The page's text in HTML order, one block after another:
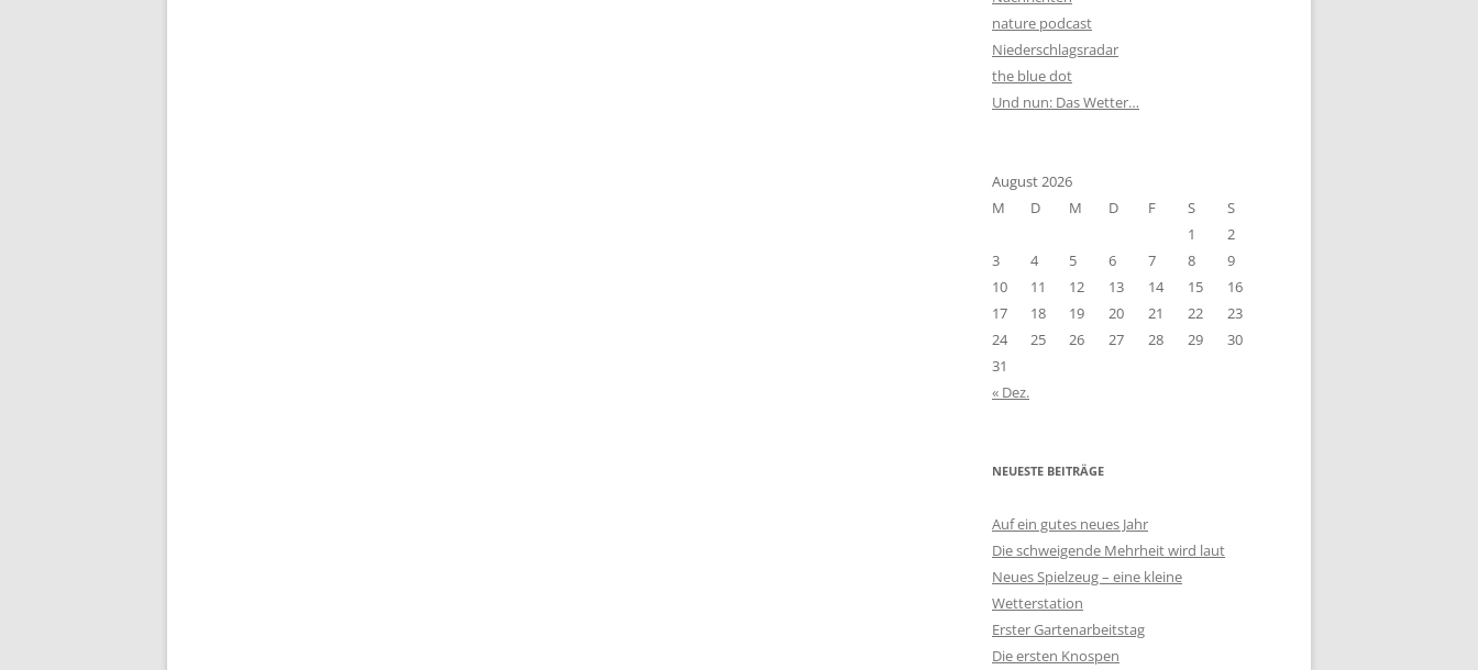
nature podcast
Niederschlagsradar
the blue dot
Und nun: Das Wetter…
August 2026
M
D M D F S
S
1
2
3
4 5 6 7 8
9
10
11 12 13 14 15
16
17
18 19 20 21 22
23
24
25 26 27 28 29
30
31
« Dez.
NEUESTE BEITRÄGE
Auf ein gutes neues Jahr
Die schweigende Mehrheit wird laut
Neues Spielzeug – eine kleine
Wetterstation
Erster Gartenarbeitstag
Die ersten Knospen